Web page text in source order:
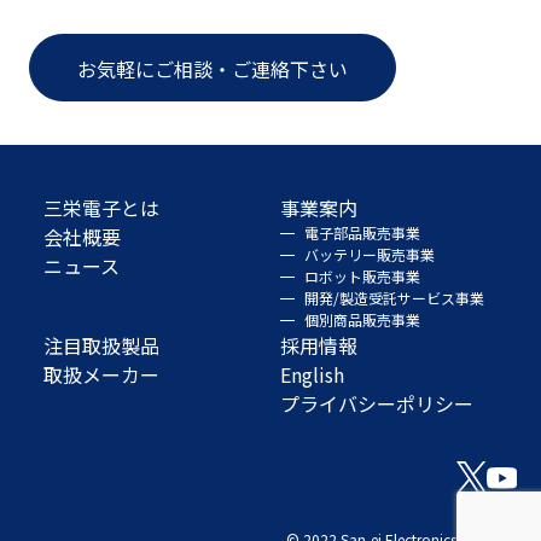
お気軽にご相談・ご連絡下さい
三栄電子とは
会社概要
ニュース
事業案内
電子部品販売事業
バッテリー販売事業
ロボット販売事業
開発/製造受託サービス事業
個別商品販売事業
注目取扱製品
取扱メーカー
採用情報
English
プライバシーポリシー